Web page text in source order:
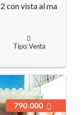
con vista al ma
Tipo: Venta
790.000